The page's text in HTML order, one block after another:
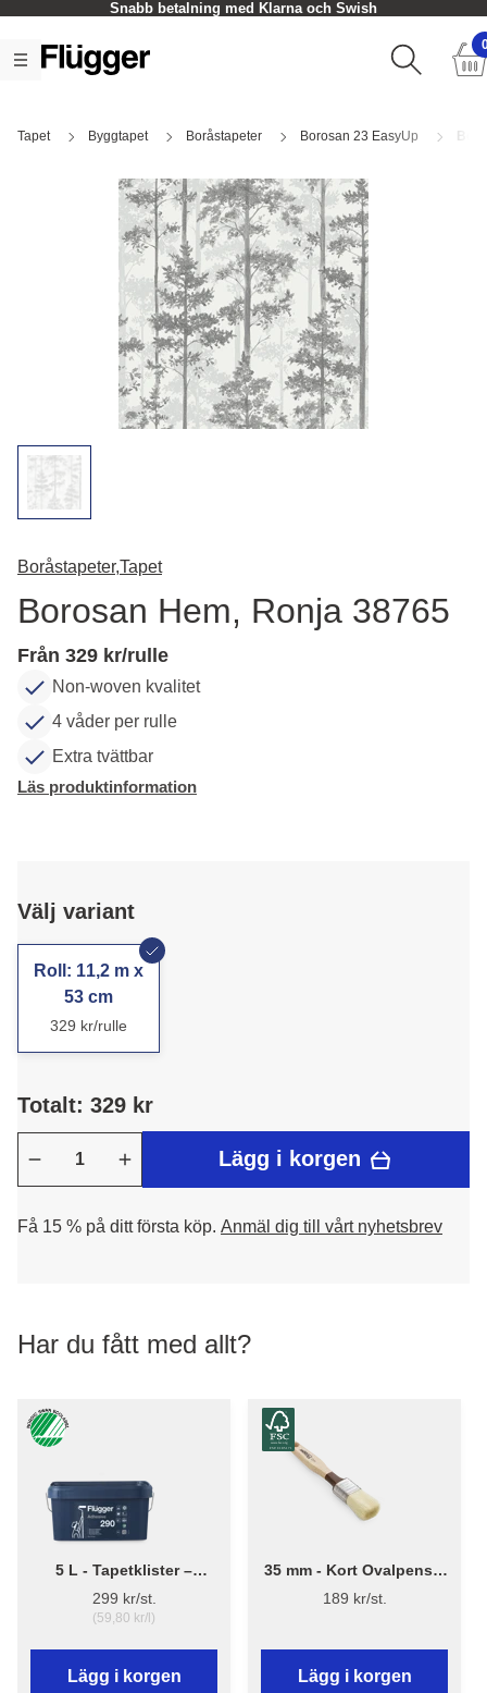
Snabb betalning med Klarna och Swish
Tapet Byggtapet Boråstapeter Borosan 23 EasyUp
Boråstapeter,Tapet
Borosan Hem, Ronja 38765
Från 329 kr/rulle
Non-woven kvalitet
4 våder per rulle
Extra tvättbar
Läs produktinformation
Välj variant
Roll: 11,2 m x
53 cm
329 kr/rulle
Totalt: 329 kr
Lägg i korgen
Få 15 % på ditt första köp. Anmäl dig till vårt nyhetsbrev
Har du fått med allt?
5 L - Tapetklister –
Flügger Adhesive 290
299 kr/st.
(59,80 kr/l)
Lägg i korgen
35 mm - Kort Ovalpensel
High Finish 1179 -
Flügger
189 kr/st.
Lägg i korgen